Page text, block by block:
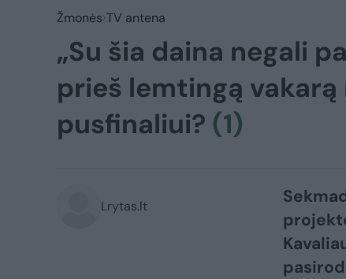
Žmonės TV antena
„Su šia daina negali
prieš lemtingą
pusfinaliui? (1)
Lrytas.lt